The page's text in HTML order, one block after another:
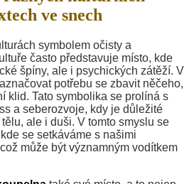
ve snech
symbolem očisty a
často představuje místo, kde
špíny, ale i psychických zátěží. V
potřebu se zbavit něčeho,
klid. Tato symbolika se prolíná s
a seberozvoje, kdy je důležité
ale i duši. V tomto smyslu se
se setkáváme s našimi
může být významným vodítkem